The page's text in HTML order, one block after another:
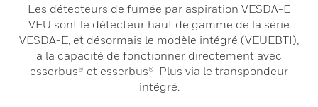
Les détecteurs de fumée par aspiration VESDA-E
VEU sont le détecteur haut de gamme de la série
VESDA-E, et désormais le modèle intégré (VEUEBTI),
a la capacité de fonctionner directement avec
esserbus® et esserbus®-Plus via le transpondeur
intégré.